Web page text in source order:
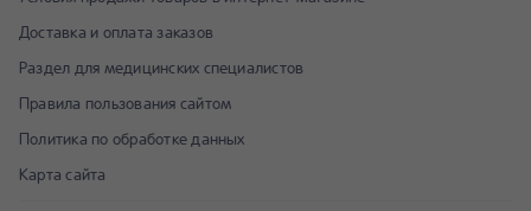
Доставка и оплата заказов
Раздел для медицинских специалистов
Правила пользования сайтом
Политика по обработке данных
Карта сайта